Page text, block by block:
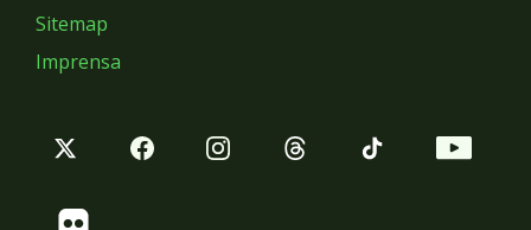
Sitemap
Imprensa